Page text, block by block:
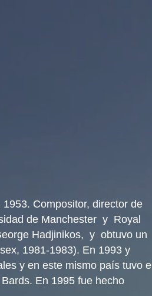
Compositor, director de
de Manchester y Royal
Hadjinikos, y obtuvo un
1981-1983). En 1993 y
y en este mismo país tuvo el
En 1995 fue hecho